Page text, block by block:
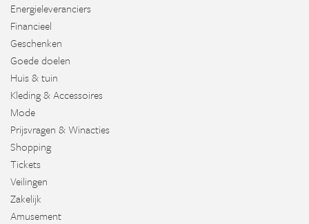
Energieleveranciers
Financieel
Geschenken
Goede doelen
Huis & tuin
Kleding & Accessoires
Mode
Prijsvragen & Winacties
Shopping
Tickets
Veilingen
Zakelijk
Amusement